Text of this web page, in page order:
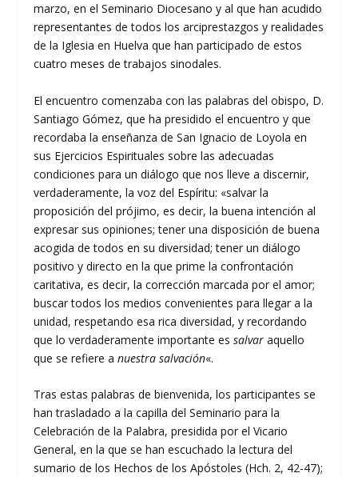
marzo, en el Seminario Diocesano y al que han acudido
representantes de todos los arciprestazgos y realidades
de la Iglesia en Huelva que han participado de estos
cuatro meses de trabajos sinodales.
El encuentro comenzaba con las palabras del obispo, D.
Santiago Gómez, que ha presidido el encuentro y que
recordaba la enseñanza de San Ignacio de Loyola en
sus Ejercicios Espirituales sobre las adecuadas
condiciones para un diálogo que nos lleve a discernir,
verdaderamente, la voz del Espíritu: «salvar la
proposición del prójimo, es decir, la buena intención al
expresar sus opiniones; tener una disposición de buena
acogida de todos en su diversidad; tener un diálogo
positivo y directo en la que prime la confrontación
caritativa, es decir, la corrección marcada por el amor;
buscar todos los medios convenientes para llegar a la
unidad, respetando esa rica diversidad, y recordando
que lo verdaderamente importante essalvar aquello
que se refiere anuestra salvación«.
Tras estas palabras de bienvenida, los participantes se
han trasladado a la capilla del Seminario para la
Celebración de la Palabra, presidida por el Vicario
General, en la que se han escuchado la lectura del
sumario de los Hechos de los Apóstoles (Hch. 2, 42-47);